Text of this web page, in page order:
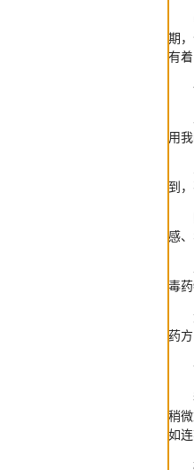
中
期
有
一
二
用
三
到
四
感
五
毒
六
药
七
我
稍
如
相